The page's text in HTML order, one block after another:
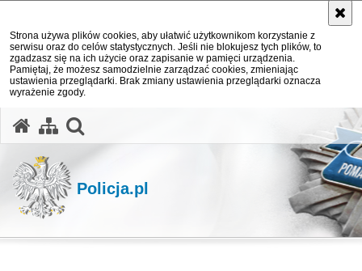
Strona używa plików cookies, aby ułatwić użytkownikom korzystanie z
serwisu oraz do celów statystycznych. Jeśli nie blokujesz tych plików, to
zgadzasz się na ich użycie oraz zapisanie w pamięci urządzenia.
Pamiętaj, że możesz samodzielnie zarządzać cookies, zmieniając
ustawienia przeglądarki. Brak zmiany ustawienia przeglądarki oznacza
wyrażenie zgody.
Policja.pl